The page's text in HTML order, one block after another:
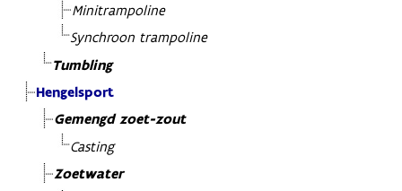
Minitrampoline
Synchroon trampoline
Tumbling
Hengelsport
Gemengd zoet-zout
Casting
Zoetwater